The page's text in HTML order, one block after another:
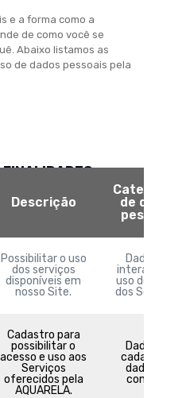
e a forma como a
de como você se
Abaixo listamos as
de dados pessoais pela
Descrição
Categorias
de dados
pessoais
Possibilitar o uso
dos serviços
disponíveis em
nosso Site.
Dados de
interações e
uso do Site e
dos Serviços.
Cadastro para
possibilitar o
acesso e uso aos
Serviços
oferecidos pela
AQUARELA.
Dados de
cadastro e
dados de
contato.